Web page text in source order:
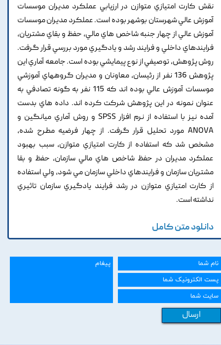
نقش کارت امتيازي متوازن در ارزيابي عملکرد مديران موسسات
آموزش عالي شهرستان بوشهر بوده است. عملکرد مديران موسسات
آموزش عالي از چهار جنبه شاخص هاي مالي, حفظ و بقاي مشتريان,
فرايندهاي داخلي و فرايند رشد و يادگيري مورد بررسي قرار گرفت.
روش پژوهش, توصيفي از نوع پيمايشي بوده است. جامعه آماري اين
پژوهش 136 نفر از رئيسان, معاونان و مديران گروههاي آموزشي
موسسات آموزش عالي بوده اند که 115 نفر به گونه تصادفي به
عنوان نمونه در اين پژوهش شرکت کرده اند. داده هاي بدست
آمده نيز با استفاده از نرم افزار SPSS و روش آماري ميانگين و
ANOVA مورد تحليل قرار گرفت. از چهار فرضيه مطرح شده,
مشخص شد که استفاده از کارت امتيازي متوازن, سبب بهبود
عملکرد مديران در حفظ شاخص هاي مالي سازمان, حفظ و بقا
مشتريان سازمان و فرايندهاي داخلي سازمان مي شود, ولي استفاده
از کارت امتيازي متوازن در رشد فرايند يادگيري سازمان تاثيري
نداشته است.
دانلود متن کامل
ارسال